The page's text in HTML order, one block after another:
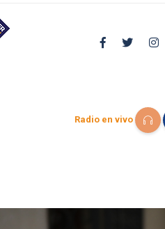
Radio en vivo